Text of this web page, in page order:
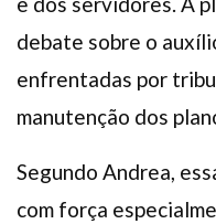
debate sobre o
enfrentadas por
manutenção dos
Segundo Andrea,
com força